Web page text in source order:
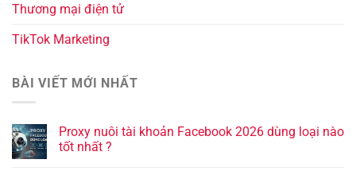
Thương mại điện tử
TikTok Marketing
BÀI VIẾT MỚI NHẤT
Proxy nuôi tài khoản Facebook 2026 dùng loại nào
tốt nhất ?